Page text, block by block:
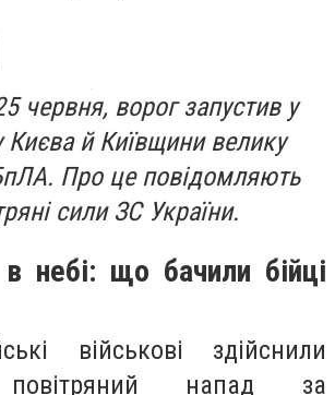
червня, ворог запустив у
й Київщини велику
Про це повідомляють
сили ЗС України.
небі: що бачили бійці
військові здійснили
напад за